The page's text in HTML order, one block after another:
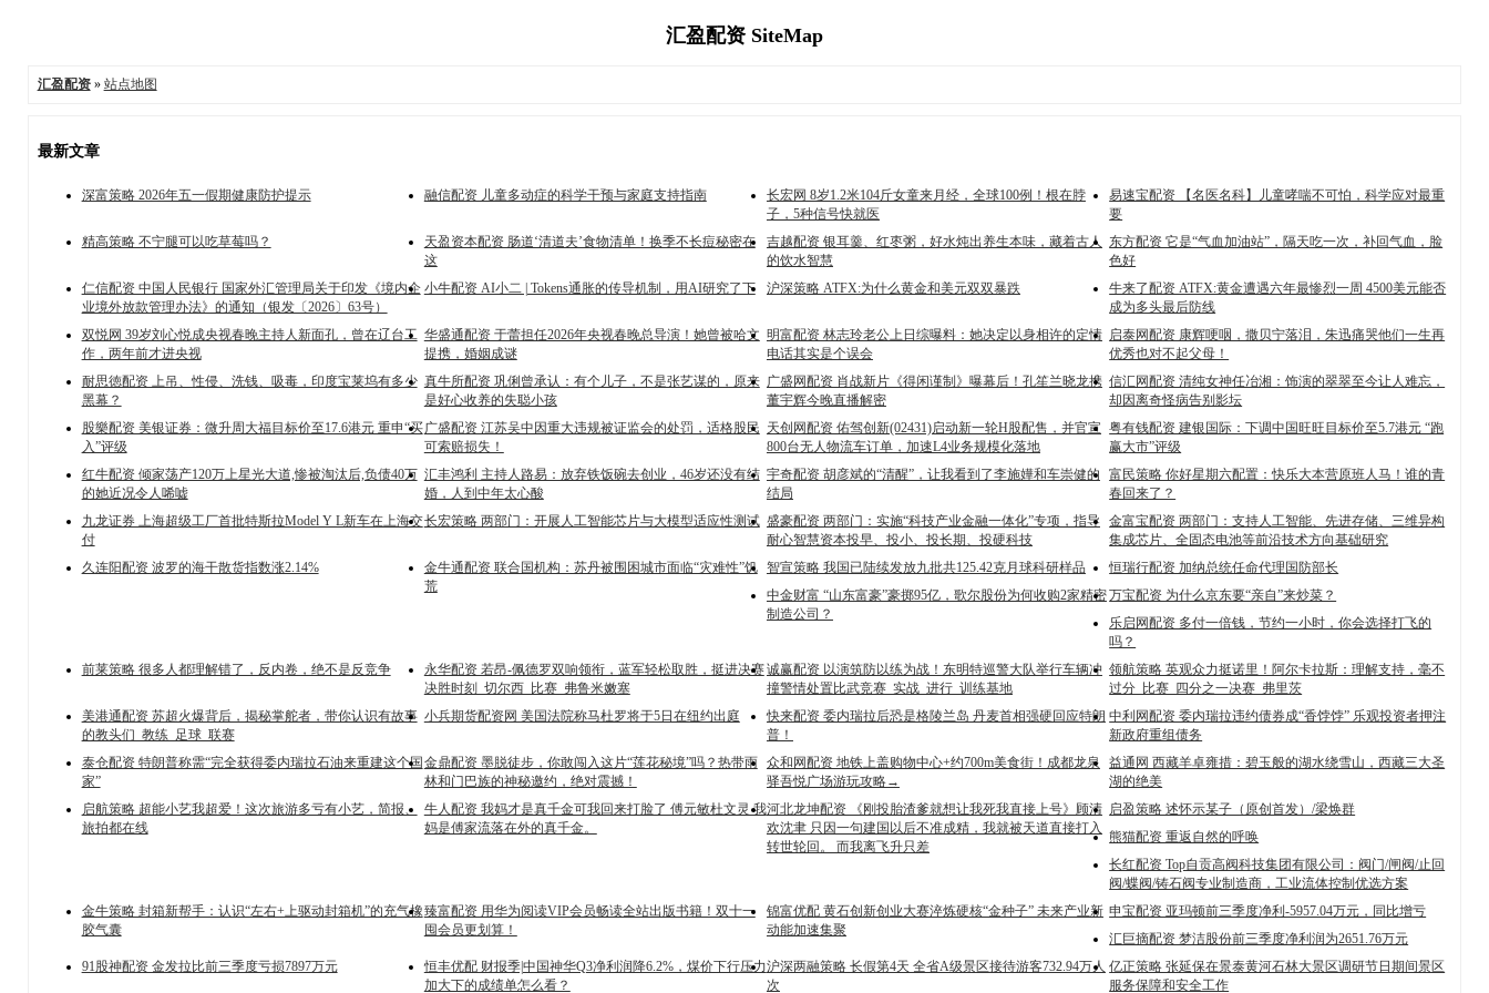
汇盈配资 SiteMap
汇盈配资» 站点地图
最新文章
深富策略 2026年五一假期健康防护提示 融信配资 儿童多动症的科学干预与家庭支持指南
长宏网 8岁1.2米104斤女童来月经，全球100例！根在脖
子，5种信号快就医
易速宝配资 【名医名科】儿童哮喘不可怕，科学应对最重
要
精高策略 不宁腿可以吃草莓吗？
天盈资本配资 肠道‘清道夫’食物清单！换季不长痘秘密在
这
吉越配资 银耳羹、红枣粥，好水炖出养生本味，藏着古人
的饮水智慧
东方配资 它是“气血加油站”，隔天吃一次，补回气血，脸
色好
仁信配资 中国人民银行 国家外汇管理局关于印发《境内企
业境外放款管理办法》的通知（银发〔2026〕63号）
小牛配资 AI小二 | Tokens通胀的传导机制，用AI研究了下 沪深策略 ATFX:为什么黄金和美元双双暴跌
牛来了配资 ATFX:黄金遭遇六年最惨烈一周 4500美元能否
成为多头最后防线
双悦网 39岁刘心悦成央视春晚主持人新面孔，曾在辽台工
作，两年前才进央视
华盛通配资 于蕾担任2026年央视春晚总导演！她曾被哈文
提携，婚姻成谜
明富配资 林志玲老公上日综曝料：她决定以身相许的定情
电话其实是个误会
启泰网配资 康辉哽咽，撒贝宁落泪，朱迅痛哭他们一生再
优秀也对不起父母！
耐思徳配资 上吊、性侵、洗钱、吸毒，印度宝莱坞有多少
黑幕？
真牛所配资 巩俐曾承认：有个儿子，不是张艺谋的，原来
是好心收养的失聪小孩
广盛网配资 肖战新片《得闲谨制》曝幕后！孔笙兰晓龙携
董宇辉今晚直播解密
信汇网配资 清纯女神任冶湘：饰演的翠翠至今让人难忘，
却因离奇怪病告别影坛
股樂配资 美银证券：微升周大福目标价至17.6港元 重申“买
入”评级
广盛配资 江苏吴中因重大违规被证监会的处罚，适格股民
可索赔损失！
天创网配资 佑驾创新(02431)启动新一轮H股配售，并官宣
800台无人物流车订单，加速L4业务规模化落地
粤有钱配资 建银国际：下调中国旺旺目标价至5.7港元 “跑
赢大市”评级
红牛配资 倾家荡产120万上星光大道,惨被淘汰后,负债40万
的她近况令人唏嘘
汇丰鸿利 主持人路易：放弃铁饭碗去创业，46岁还没有结
婚，人到中年太心酸
宇奇配资 胡彦斌的“清醒”，让我看到了李施嬅和车崇健的
结局
富民策略 你好星期六配置：快乐大本营原班人马！谁的青
春回来了？
九龙证券 上海超级工厂首批特斯拉Model Y L新车在上海交
付
长宏策略 两部门：开展人工智能芯片与大模型适应性测试 盛豪配资 两部门：实施“科技产业金融一体化”专项，指导
耐心智慧资本投早、投小、投长期、投硬科技
金富宝配资 两部门：支持人工智能、先进存储、三维异构
集成芯片、全固态电池等前沿技术方向基础研究
久连阳配资 波罗的海干散货指数涨2.14%
金牛通配资 联合国机构：苏丹被围困城市面临“灾难性”饥
荒
智宣策略 我国已陆续发放九批共125.42克月球科研样品
恒瑞行配资 加纳总统任命代理国防部长
中金财富 “山东富豪”豪掷95亿，歌尔股份为何收购2家精密
制造公司？
万宝配资 为什么京东要“亲自”来炒菜？
乐启网配资 多付一倍钱，节约一小时，你会选择打飞的
吗？
前莱策略 很多人都理解错了，反内卷，绝不是反竞争
永华配资 若昂-佩德罗双响领衔，蓝军轻松取胜，挺进决赛
决胜时刻_切尔西_比赛_弗鲁米嫩塞
诚赢配资 以演筑防以练为战！东明特巡警大队举行车辆冲
撞警情处置比武竞赛_实战_进行_训练基地
领航策略 英观众力挺诺里！阿尔卡拉斯：理解支持，毫不
过分_比赛_四分之一决赛_弗里茨
美港通配资 苏超火爆背后，揭秘掌舵者，带你认识有故事
的教头们_教练_足球_联赛
小兵期货配资网 美国法院称马杜罗将于5日在纽约出庭
快来配资 委内瑞拉后恐是格陵兰岛 丹麦首相强硬回应特朗
普！
中利网配资 委内瑞拉违约债券成“香饽饽” 乐观投资者押注
新政府重组债务
泰仓配资 特朗普称需“完全获得委内瑞拉石油来重建这个国
家”
金鼎配资 墨脱徒步，你敢闯入这片“莲花秘境”吗？热带雨
林和门巴族的神秘邀约，绝对震撼！
众和网配资 地铁上盖购物中心+约700m美食街！成都龙泉
驿吾悦广场游玩攻略→
益通网 西藏羊卓雍措：碧玉般的湖水绕雪山，西藏三大圣
湖的绝美
启航策略 超能小艺我超爱！这次旅游多亏有小艺，简报、
旅拍都在线
牛人配资 我妈才是真千金可我回来打脸了 傅元敏杜文灵 我
妈是傅家流落在外的真千金。
河北龙坤配资 《刚投胎渣爹就想让我死我直接上号》顾清
欢沈聿 只因一句建国以后不准成精，我就被天道直接打入
转世轮回。 而我离飞升只差
启盈策略 述怀示某子（原创首发）/梁焕群
熊猫配资 重返自然的呼唤
长红配资 Top自贡高阀科技集团有限公司：阀门/闸阀/止回
阀/蝶阀/铸石阀专业制造商，工业流体控制优选方案
金牛策略 封箱新帮手：认识“左右+上驱动封箱机”的充气橡
胶气囊
臻富配资 用华为阅读VIP会员畅读全站出版书籍！双十一
囤会员更划算！
锦富优配 黄石创新创业大赛淬炼硬核“金种子” 未来产业新
动能加速集聚
申宝配资 亚玛顿前三季度净利-5957.04万元，同比增亏
汇巨摘配资 梦洁股份前三季度净利润为2651.76万元
91股神配资 金发拉比前三季度亏损7897万元
恒丰优配 财报季|中国神华Q3净利润降6.2%，煤价下行压力
加大下的成绩单怎么看？
沪深两融策略 长假第4天 全省A级景区接待游客732.94万人
次
亿正策略 张延保在景泰黄河石林大景区调研节日期间景区
服务保障和安全工作